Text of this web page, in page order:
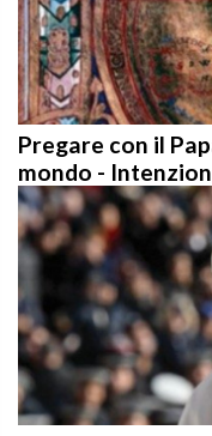
Pregare con il
mondo -
Prossima